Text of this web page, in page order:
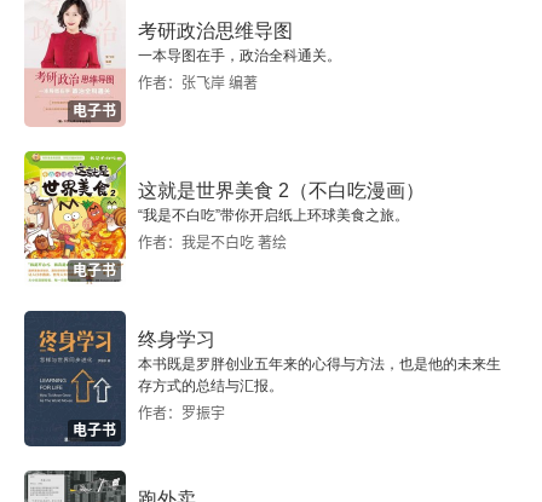
电子书
考研政治思维导图
一本导图在手，政治全科通关。
作者：张飞岸 编著
电子书
这就是世界美食 2（不白吃漫画）
“我是不白吃”带你开启纸上环球美食之旅。
作者：我是不白吃 著绘
电子书
终身学习
本书既是罗胖创业五年来的心得与方法，也是他的未来生
存方式的总结与汇报。
作者：罗振宇